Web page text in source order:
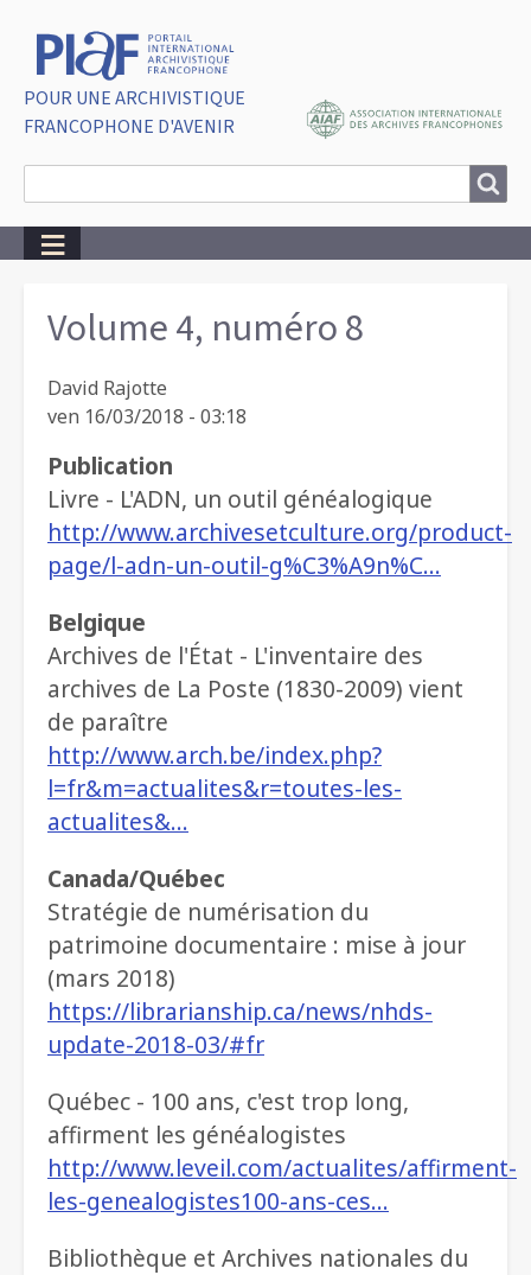
POUR UNE ARCHIVISTIQUE
FRANCOPHONE D'AVENIR
Volume 4, numéro 8
David Rajotte
ven 16/03/2018 - 03:18
Publication
Livre - L'ADN, un outil généalogique
http://www.archivesetculture.org/product-
page/l-adn-un-outil-g%C3%A9n%C…
Belgique
Archives de l'État - L'inventaire des
archives de La Poste (1830-2009) vient
de paraître
http://www.arch.be/index.php?
l=fr&m=actualites&r=toutes-les-
actualites&…
Canada/Québec
Stratégie de numérisation du
patrimoine documentaire : mise à jour
(mars 2018)
https://librarianship.ca/news/nhds-
update-2018-03/#fr
Québec - 100 ans, c'est trop long,
affirment les généalogistes
http://www.leveil.com/actualites/affirment-
les-genealogistes100-ans-ces…
Bibliothèque et Archives nationales du